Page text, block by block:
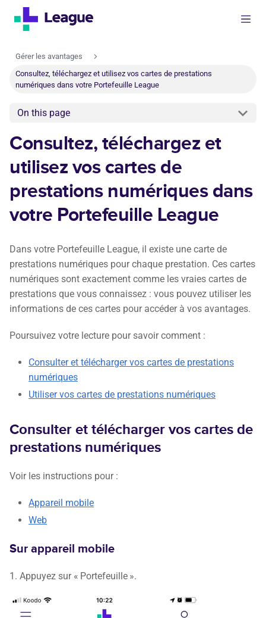
Gérer les avantages
Consultez, téléchargez et utilisez vos cartes de prestations
numériques dans votre Portefeuille League
On this page
Consultez, téléchargez et
utilisez vos cartes de
prestations numériques dans
votre Portefeuille League
Dans votre Portefeuille League, il existe une carte de
prestations numériques pour chaque prestation. Ces cartes
numériques sont exactement comme les vraies cartes de
prestations que vous connaissez : vous pouvez utiliser les
informations de ces cartes pour accéder à vos avantages.
Poursuivez votre lecture pour savoir comment :
Consulter et télécharger vos cartes de prestations
numériques
Utiliser vos cartes de prestations numériques
Consulter et télécharger vos cartes de
prestations numériques
Voir les instructions pour :
Appareil mobile
Web
Sur appareil mobile
1. Appuyez sur « Portefeuille ».